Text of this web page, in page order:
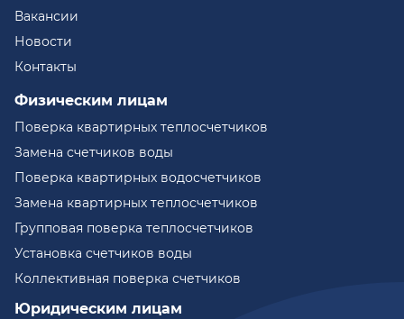
Вакансии
Новости
Контакты
Физическим лицам
Поверка квартирных теплосчетчиков
Замена счетчиков воды
Поверка квартирных водосчетчиков
Замена квартирных теплосчетчиков
Групповая поверка теплосчетчиков
Установка счетчиков воды
Коллективная поверка счетчиков
Юридическим лицам